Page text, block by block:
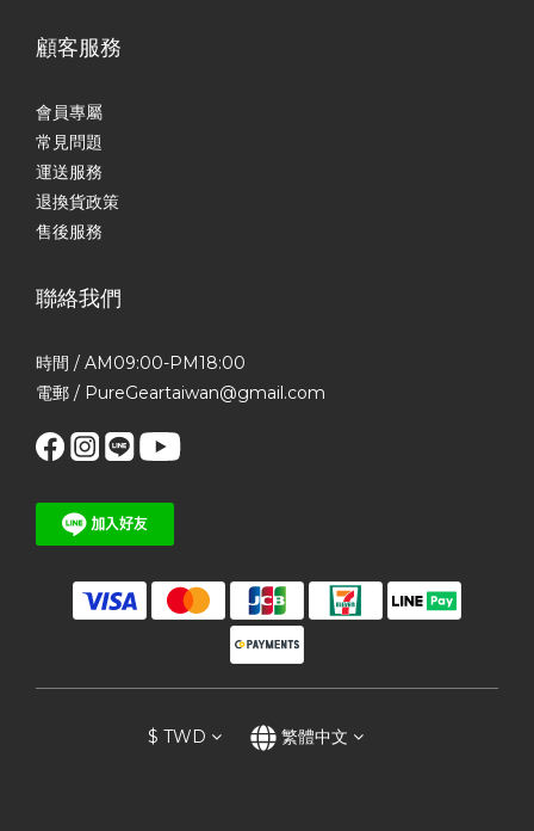
顧客服務
會員專屬
常見問題
運送服務
退換貨政策
售後服務
聯絡我們
時間 / AM09:00-PM18:00
電郵 / PureGeartaiwan@gmail.com
$ TWD 繁體中文